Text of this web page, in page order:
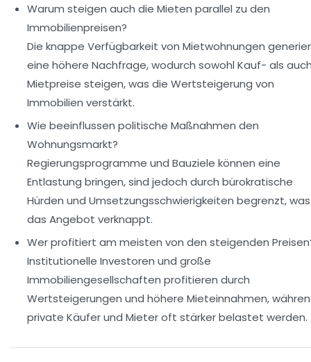
Warum steigen auch die Mieten parallel zu den
Immobilienpreisen?
Die knappe Verfügbarkeit von Mietwohnungen
eine höhere Nachfrage, wodurch sowohl Kauf- als
Mietpreise steigen, was die Wertsteigerung von
Immobilien verstärkt.
Wie beeinflussen politische Maßnahmen den
Wohnungsmarkt?
Regierungsprogramme und Bauziele können eine
Entlastung bringen, sind jedoch durch bürokratische
Hürden und Umsetzungsschwierigkeiten begrenzt, was
das Angebot verknappt.
Wer profitiert am meisten von den steigenden
Institutionelle Investoren und große
Immobiliengesellschaften profitieren durch
Wertsteigerungen und höhere Mieteinnahmen,
private Käufer und Mieter oft stärker belastet werden.